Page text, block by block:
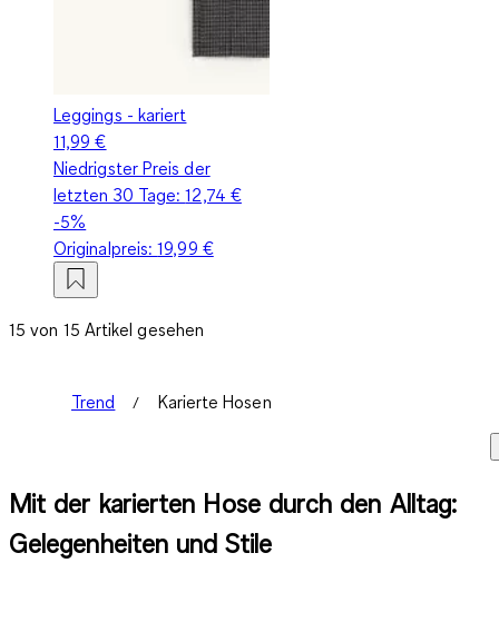
Leggings - kariert
11,99 €
Niedrigster Preis der
letzten 30 Tage:12,74 €
-5%
Originalpreis:19,99 €
15 von 15 Artikel gesehen
Trend Karierte Hosen
Mit der karierten Hose durch den Alltag:
Gelegenheiten und Stile